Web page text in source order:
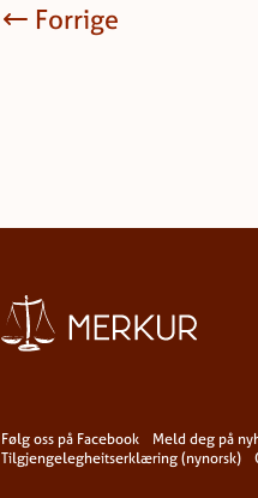
Forrige
Følg oss på Facebook Meld deg på
Tilgjengelegheitserklæring (nynorsk)